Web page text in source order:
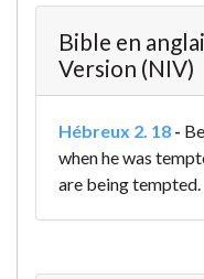
Bible en
Version (NIV)
Hébreux 2. 18 -
when he was
are being tempted.